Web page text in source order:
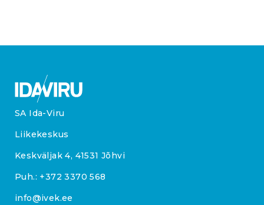
SA Ida-Viru
Liikekeskus
Keskväljak 4, 41531 Jõhvi
Puh.: +372 3370 568
info@ivek.ee